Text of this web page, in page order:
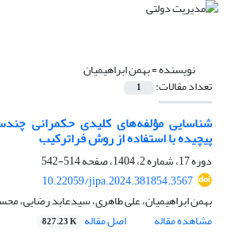
نویسنده =بهمن ابراهیمیان
تعداد مقالات: 1
شناسایی مؤلفه‌های کلیدی حکمرانی
پیچیده با استفاده از روش فراترکیب
دوره 17، شماره 2، 1404، صفحه
514-542
10.22059/jipa.2024.381854.3567
بهمن ابراهیمیان، علی طاهری، سیدعابد رضایی،
مشاهده مقاله
اصل مقاله 827.23 K